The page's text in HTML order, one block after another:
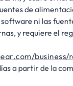
de
ni las
y requiere el
business/
a partir de la